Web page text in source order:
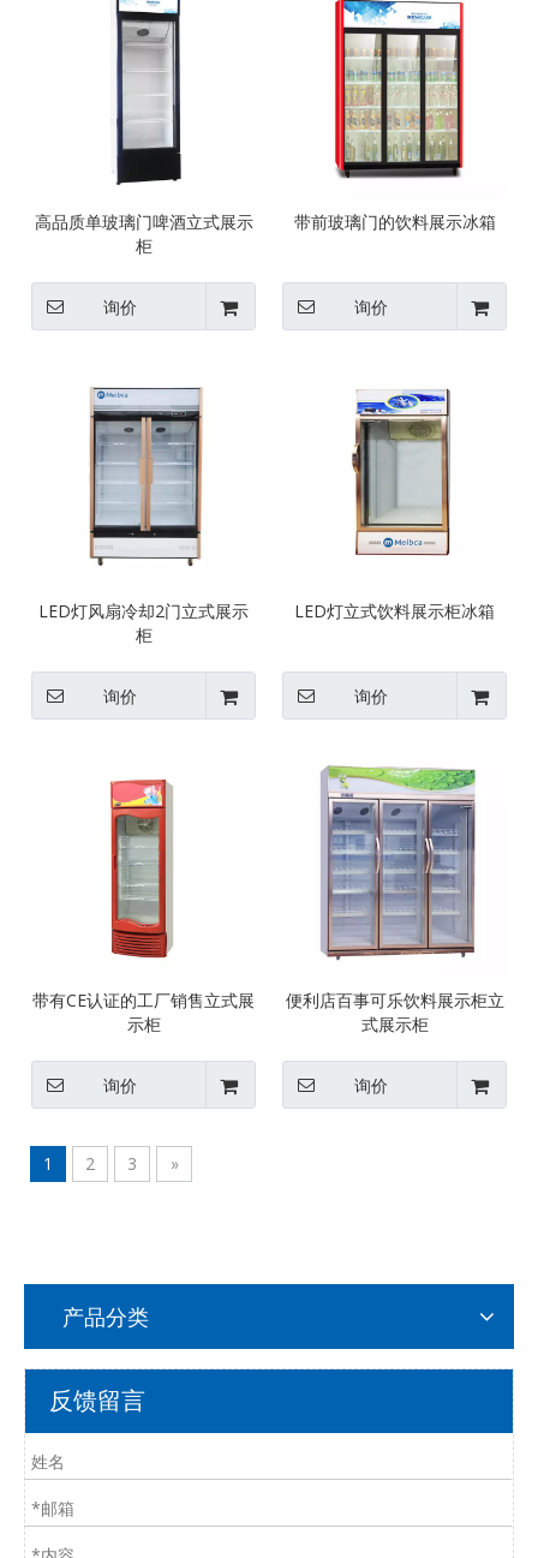
高品质单玻璃门啤酒立式展示
柜
询价
带前玻璃门的饮料展示冰箱
询价
LED灯风扇冷却2门立式展示
柜
询价
LED灯立式饮料展示柜冰箱
询价
带有CE认证的工厂销售立式展
示柜
询价
便利店百事可乐饮料展示柜立
式展示柜
询价
1 2 3 »
产品分类
反馈留言